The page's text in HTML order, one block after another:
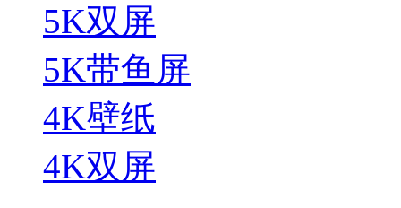
5K双屏
5K带鱼屏
4K壁纸
4K双屏